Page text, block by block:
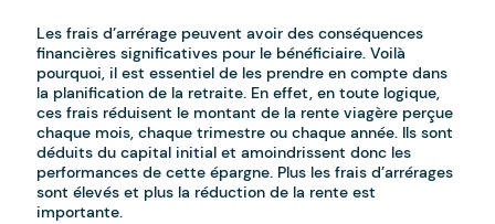
Les frais d’arrérage peuvent avoir des conséquences
financières significatives pour le bénéficiaire. Voilà
pourquoi, il est essentiel de les prendre en compte dans
la planification de la retraite. En effet, en toute logique,
ces frais réduisent le montant de la rente viagère perçue
chaque mois, chaque trimestre ou chaque année. Ils sont
déduits du capital initial et amoindrissent donc les
performances de cette épargne. Plus les frais d’arrérages
sont élevés et plus la réduction de la rente est
importante.